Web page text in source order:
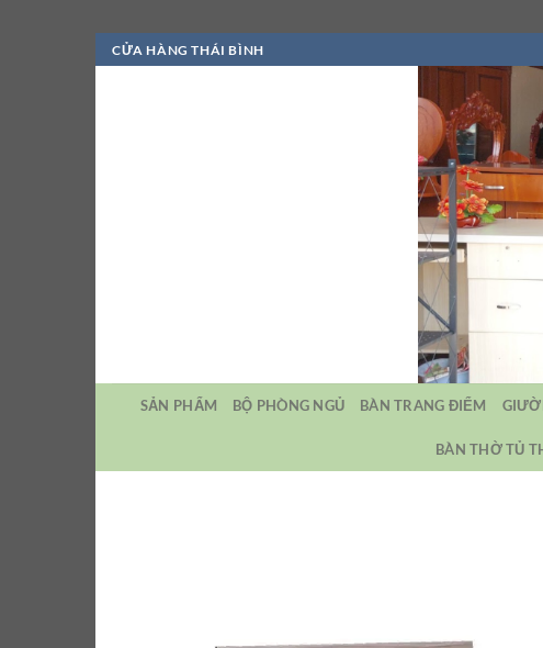
Bỏ
qua
CỬA HÀNG THÁI BÌNH
SẢN PHẨM BỘ PHÒNG NGỦ BÀN TRANG ĐIỂM
BÀN THỜ TỦ